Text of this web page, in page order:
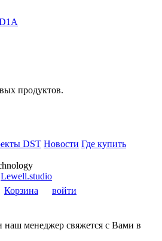
продуктов.
DST Новости Где купить
Lewell.studio
Корзина войти
менеджер свяжется с Вами в